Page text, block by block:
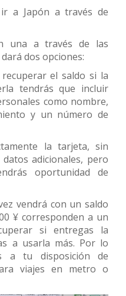
a Japón a través de
una a través de las
dos opciones:
el saldo si la
tendrás que incluir
como nombre,
y un número de
la tarjeta, sin
adicionales, pero
oportunidad de
vendrá con un saldo
¥ corresponden a un
si entregas la
a usarla más. Por lo
a tu disposición de
viajes en metro o